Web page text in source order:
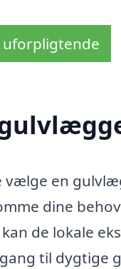
vælge en
dine
de lokale
til